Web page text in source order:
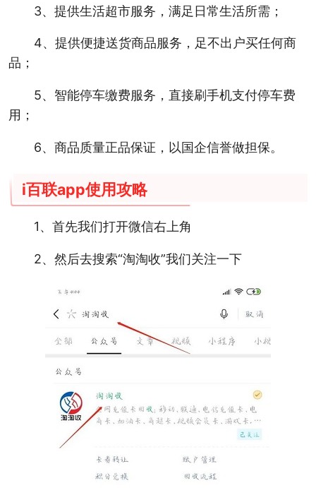
3、提供生活超市服务，满足日常生活所需；
4、提供便捷送货商品服务，足不出户买任何商
品；
5、智能停车缴费服务，直接刷手机支付停车费
用；
6、商品质量正品保证，以国企信誉做担保。
i百联app使用攻略
1、首先我们打开微信右上角
2、然后去搜索“淘淘收”我们关注一下